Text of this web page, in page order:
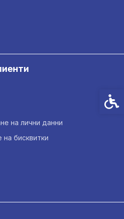
на лични данни
на бисквитки